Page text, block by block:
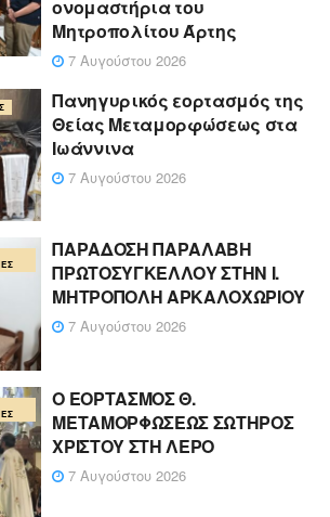
ονομαστήρια του
Μητροπολίτου Άρτης
7 Αυγούστου 2026
Πανηγυρικός εορτασμός της
Θείας Μεταμορφώσεως στα
Ιωάννινα
7 Αυγούστου 2026
ΠΑΡΑΔΟΣΗ ΠΑΡΑΛΑΒΗ
ΠΡΩΤΟΣΥΓΚΕΛΛΟΥ ΣΤΗΝ Ι.
ΜΗΤΡΟΠΟΛΗ ΑΡΚΑΛΟΧΩΡΙΟΥ
7 Αυγούστου 2026
Ο ΕΟΡΤΑΣΜΟΣ Θ.
ΜΕΤΑΜΟΡΦΩΣΕΩΣ ΣΩΤΗΡΟΣ
ΧΡΙΣΤΟΥ ΣΤΗ ΛΕΡΟ
7 Αυγούστου 2026